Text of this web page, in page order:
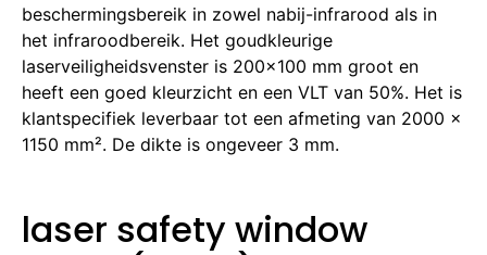
beschermingsbereik in zowel nabij-infrarood als in
het infraroodbereik. Het goudkleurige
laserveiligheidsvenster is 200×100 mm groot en
heeft een goed kleurzicht en een VLT van 50%. Het is
klantspecifiek leverbaar tot een afmeting van 2000 x
1150 mm². De dikte is ongeveer 3 mm.
laser safety window